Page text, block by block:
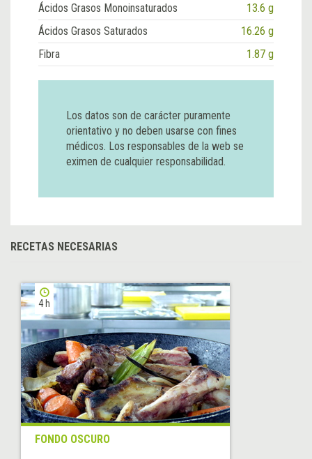
Ácidos Grasos Monoinsaturados
13.6 g
Ácidos Grasos Saturados
16.26 g
Fibra
1.87 g
Los datos son de carácter puramente
orientativo y no deben usarse con fines
médicos. Los responsables de la web se
eximen de cualquier responsabilidad.
RECETAS NECESARIAS
4 h
FONDO OSCURO